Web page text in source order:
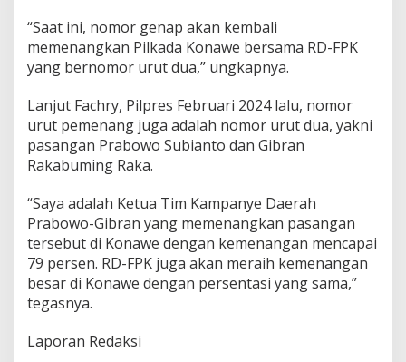
“Saat ini, nomor genap akan kembali
memenangkan Pilkada Konawe bersama RD-FPK
yang bernomor urut dua,” ungkapnya.
Lanjut Fachry, Pilpres Februari 2024 lalu, nomor
urut pemenang juga adalah nomor urut dua, yakni
pasangan Prabowo Subianto dan Gibran
Rakabuming Raka.
“Saya adalah Ketua Tim Kampanye Daerah
Prabowo-Gibran yang memenangkan pasangan
tersebut di Konawe dengan kemenangan mencapai
79 persen. RD-FPK juga akan meraih kemenangan
besar di Konawe dengan persentasi yang sama,”
tegasnya.
Laporan Redaksi